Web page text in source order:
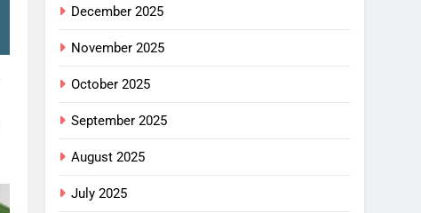
December 2025
November 2025
October 2025
September 2025
August 2025
July 2025